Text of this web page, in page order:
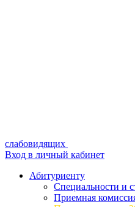
слабовидящих
Вход в личный кабинет
Абитуриенту
Специальности и
Приемная